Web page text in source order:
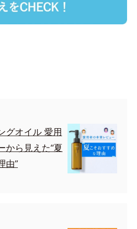
グオイル 愛用
から見えた“夏
由”